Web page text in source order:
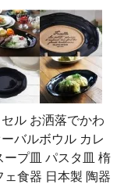
ル お洒落でかわ
バルボウル カレ
ープ皿 パスタ皿 楕
ェ食器 日本製 陶器